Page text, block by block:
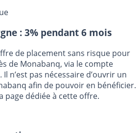
: 3% pendant 6 mois
de placement sans risque pour
de Monabanq, via le compte
n’est pas nécessaire d’ouvrir un
dédiée à cette offre.